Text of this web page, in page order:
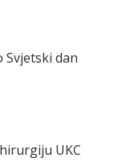
Svjetski dan
UKC